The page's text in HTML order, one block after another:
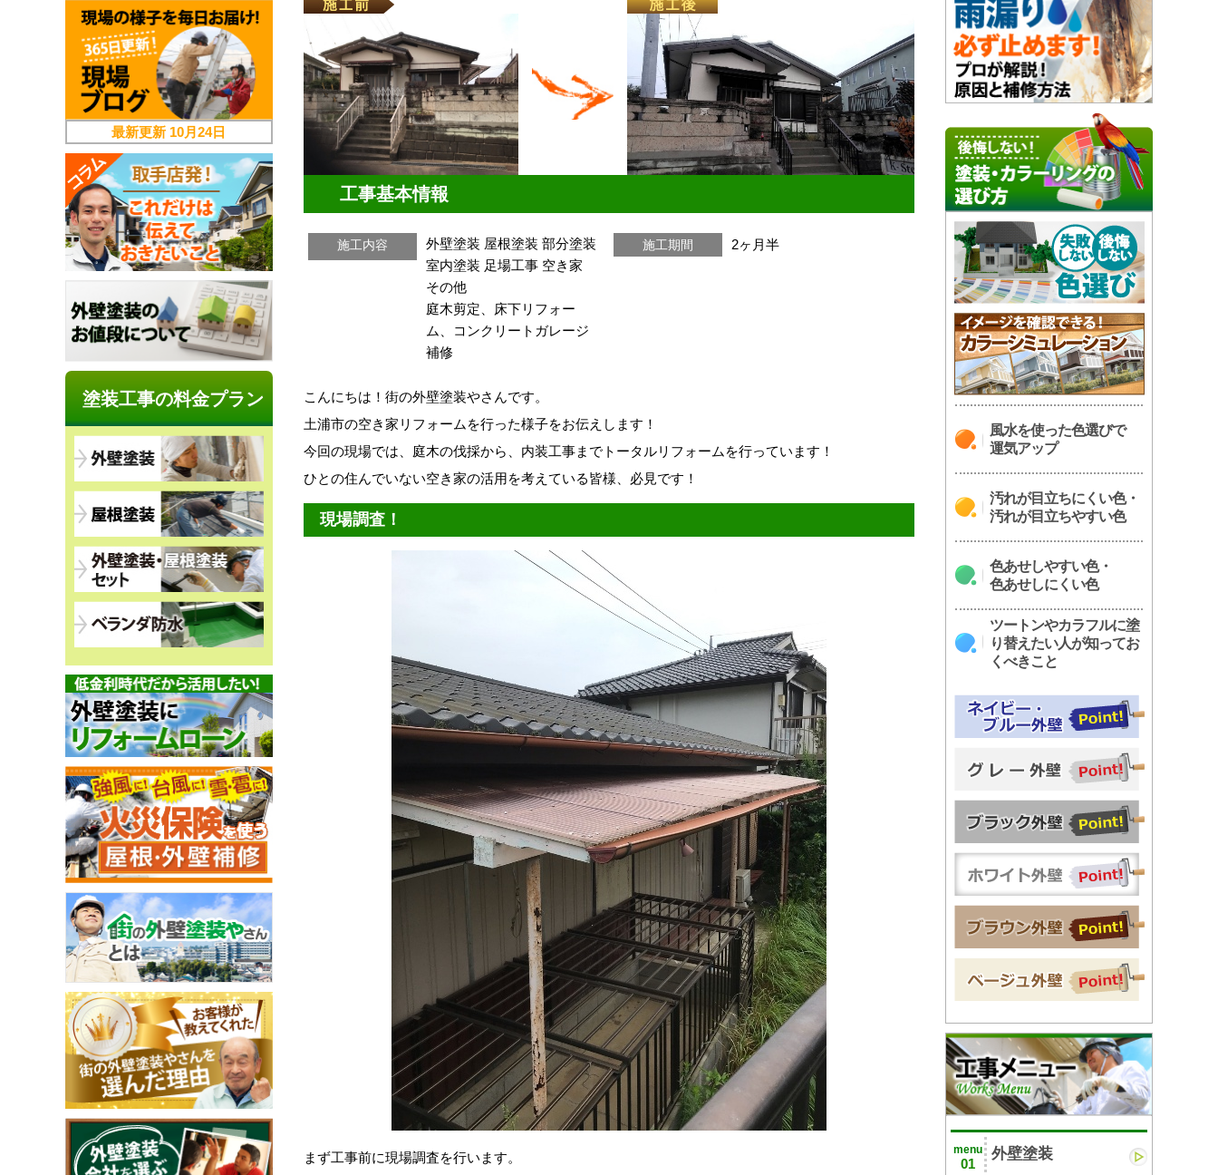
工事基本情報
施工内容 外壁塗装 屋根塗装 部分塗装
室内塗装 足場工事 空き家
その他
庭木剪定、床下リフォー
ム、コンクリートガレージ
補修
施工期間 2ヶ月半
こんにちは！街の外壁塗装やさんです。
土浦市の空き家リフォームを行った様子をお伝えします！
今回の現場では、庭木の伐採から、内装工事までトータルリフォームを行っています！
ひとの住んでいない空き家の活用を考えている皆様、必見です！
現場調査！
まず工事前に現場調査を行います。
風水を使った色選びで
運気アップ
汚れが目立ちにくい色・
汚れが目立ちやすい色
色あせしやすい色・
色あせしにくい色
ツートンやカラフルに塗
り替えたい人が知ってお
くべきこと
menu
01
外壁塗装
最新更新 10月24日
塗装工事の料金プラン